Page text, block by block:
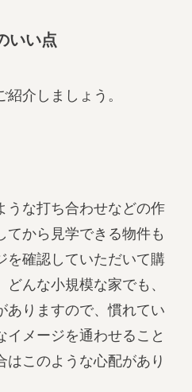
いい点
介しましょう。
うな打ち合わせなどの作
てから見学できる物件も
を確認していただいて購
んな小規模な家でも、
ありますので、慣れてい
イメージを通わせること
はこのような心配があり